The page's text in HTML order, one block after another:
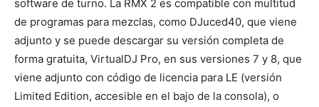
software de turno. La RMX 2 es compatible con multitud
de programas para mezclas, como DJuced40, que viene
adjunto y se puede descargar su versión completa de
forma gratuita, VirtualDJ Pro, en sus versiones 7 y 8, que
viene adjunto con código de licencia para LE (versión
Limited Edition, accesible en el bajo de la consola), o